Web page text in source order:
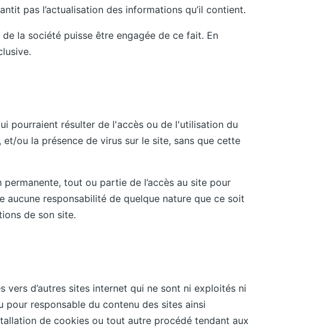
pas l’actualisation des informations qu’il contient.
la société puisse être engagée de ce fait. En
pourraient résulter de l'accès ou de l'utilisation du
ou la présence de virus sur le site, sans que cette
tout ou partie de l’accès au site pour
responsabilité de quelque nature que ce soit
de son site.
d’autres sites internet qui ne sont ni exploités ni
responsable du contenu des sites ainsi
de cookies ou tout autre procédé tendant aux